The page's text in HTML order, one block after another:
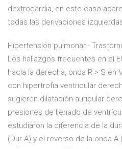
dextrocardia, en este caso
todas las derivaciones
Hipertensión pulmonar -
Los hallazgos frecuentes en el
hacia la derecha, onda R > S en
con hipertrofia ventricular
sugieren dilatación auricular
presiones de llenado de
estudiaron la diferencia de la
(Dur A) y el reverso de la onda A